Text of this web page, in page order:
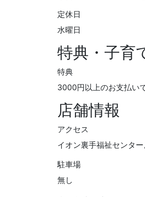
定休日
水曜日
特典・子育
特典
3000円以上のお支払い
店舗情報
アクセス
イオン裏手福祉センタ
駐車場
無し